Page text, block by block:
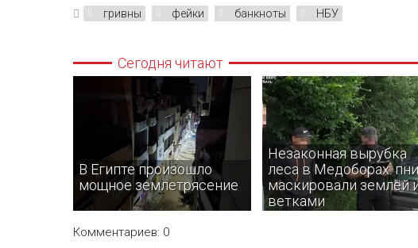
гривны фейки банкноты НБУ
Сегодня читают
В Египте произошло
мощное землетрясение
Незаконная вырубка
леса в Медоборах: пни
маскировали землей
ветками
Комментариев: 0